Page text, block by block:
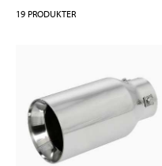
19 PRODUKTER